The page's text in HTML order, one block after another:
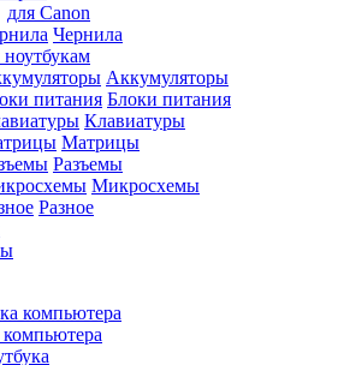
для Canon
Чернила
ноутбукам
Аккумуляторы
Блоки питания
Клавиатуры
Матрицы
Разъемы
Микросхемы
Разное
компьютера